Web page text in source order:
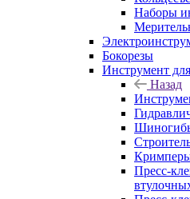
Наборы
Бокорезы
Инструмент
Назад
Пресс-